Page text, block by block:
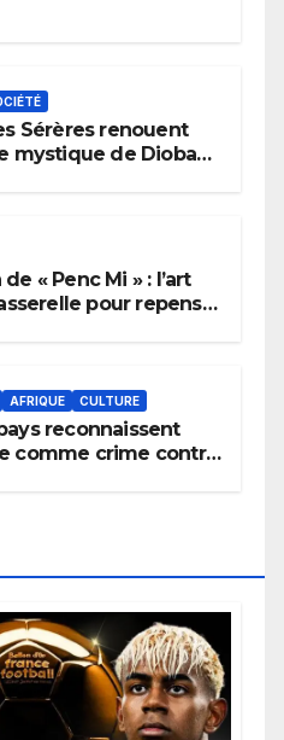
Sérères renouent
mystique de Diobaye
« Penc Mi » : l’art
pour repenser
AFRIQUE CULTURE
pays reconnaissent
comme crime contre